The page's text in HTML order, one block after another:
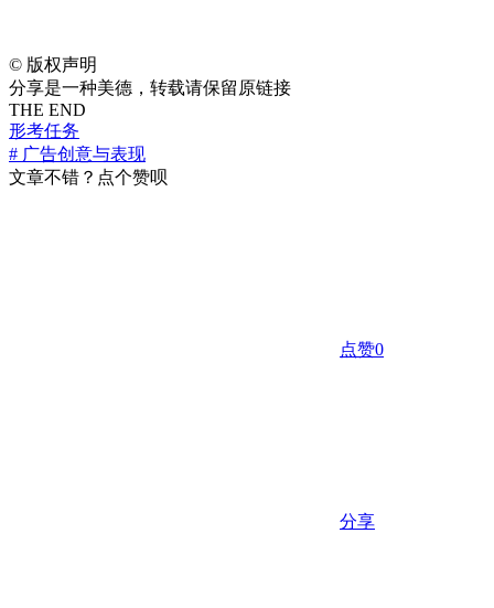
© 版权声明
分享是一种美德，转载请保留原链接
THE END
形考任务
# 广告创意与表现
文章不错？点个赞呗
点赞0
分享